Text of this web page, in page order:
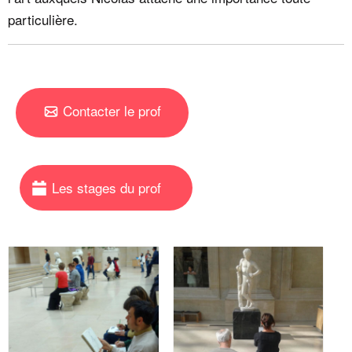
particulière.
Contacter le prof